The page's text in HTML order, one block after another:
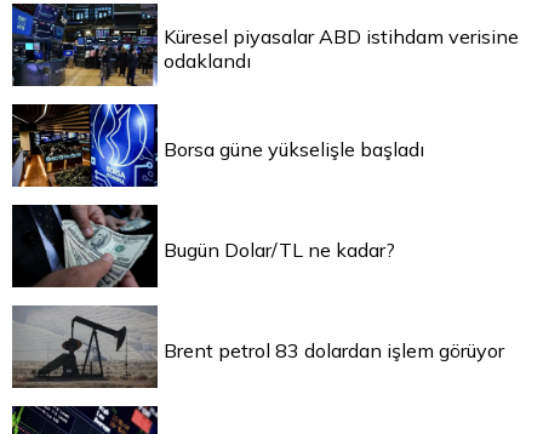
Küresel piyasalar ABD istihdam verisine
odaklandı
Borsa güne yükselişle başladı
Bugün Dolar/TL ne kadar?
Brent petrol 83 dolardan işlem görüyor